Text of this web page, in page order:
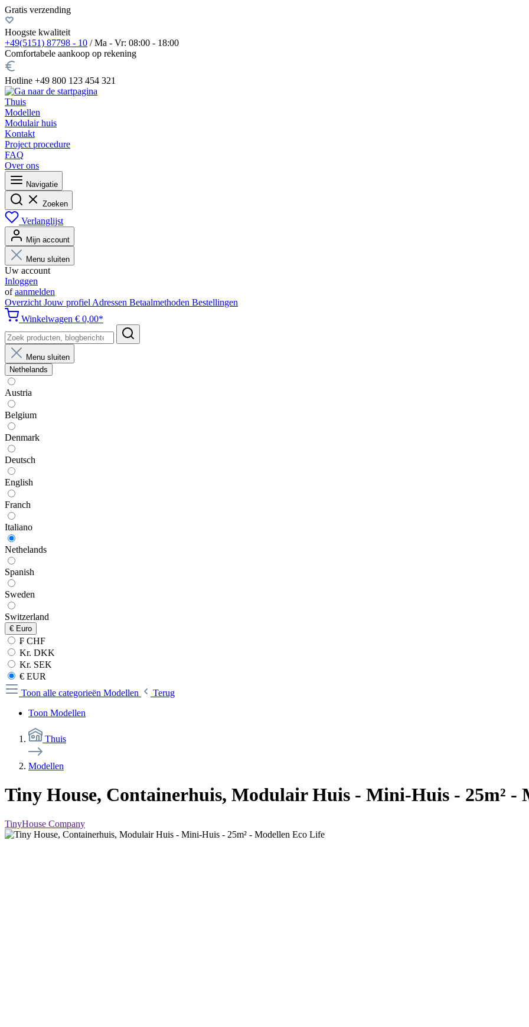
Gratis verzending
Hoogste kwaliteit
+49(5151) 87798 - 10 / Ma - Vr: 08:00 - 18:00
Comfortabele aankoop op rekening
Hotline +49 800 123 454 321
Thuis
Modellen
Modulair huis
Kontakt
Project procedure
FAQ
Over ons
Navigatie
Zoeken
Verlanglijst
Mijn account
Menu sluiten
Uw account
Inloggen
ofaanmelden
Overzicht Jouw profiel Adressen Betaalmethoden Bestellingen
Winkelwagen € 0,00*
Menu sluiten
Nethelands
Austria
Belgium
Denmark
Deutsch
English
Franch
Italiano
Nethelands
Spanish
Sweden
Switzerland
€ Euro
₣ CHF
Kr. DKK
Kr. SEK
€ EUR
Toon alle categorieën Modellen
Terug
Toon Modellen
Thuis
Modellen
Tiny House, Containerhuis, Modulair Huis - Mini-Huis - 25m² -
TinyHouse Company